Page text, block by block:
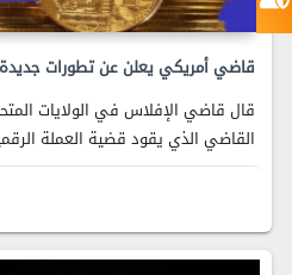
قاضي أمريكي يعلن عن تطورات
قال قاضي الإفلاس في الولايات
القاضي الذي يقود قضية العملة